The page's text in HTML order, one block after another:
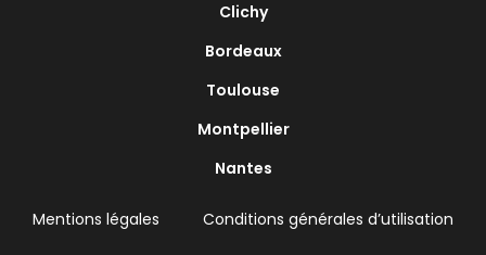
Clichy
Bordeaux
Toulouse
Montpellier
Nantes
Mentions légales Conditions générales d’utilisation